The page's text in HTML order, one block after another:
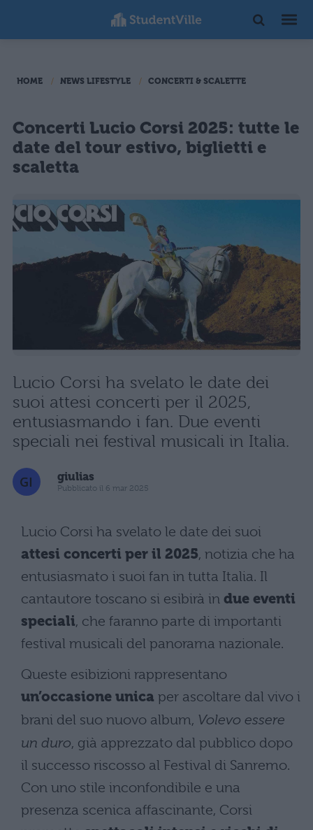
HOME NEWS LIFESTYLE CONCERTI & SCALETTE
Concerti Lucio Corsi 2025: tutte le
date del tour estivo, biglietti e
scaletta
Lucio Corsi ha svelato le date dei
suoi attesi concerti per il 2025,
entusiasmando i fan. Due eventi
speciali nei festival musicali in Italia.
giulias
Pubblicato il 6 mar 2025
Lucio Corsi ha svelato le date dei suoi
attesi concerti per il 2025, notizia che ha
entusiasmato i suoi fan in tutta Italia. Il
cantautore toscano si esibirà in due eventi
speciali, che faranno parte di importanti
festival musicali del panorama nazionale.
Queste esibizioni rappresentano
un’occasione unica per ascoltare dal vivo i
brani del suo nuovo album, Volevo essere
un duro, già apprezzato dal pubblico dopo
il successo riscosso al Festival di Sanremo.
Con uno stile inconfondibile e una
presenza scenica affascinante, Corsi